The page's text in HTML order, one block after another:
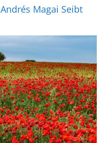
Andrés Magai Seibt